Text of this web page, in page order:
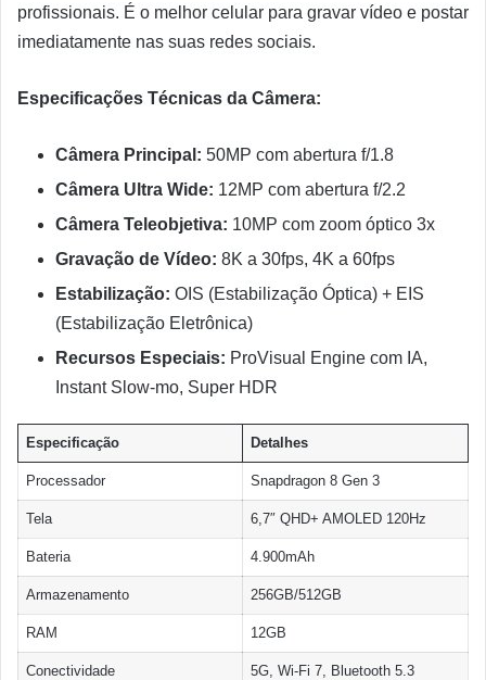
profissionais. É o melhor celular para gravar vídeo e postar
imediatamente nas suas redes sociais.
Especificações Técnicas da Câmera:
Câmera Principal: 50MP com abertura f/1.8
Câmera Ultra Wide: 12MP com abertura f/2.2
Câmera Teleobjetiva: 10MP com zoom óptico 3x
Gravação de Vídeo: 8K a 30fps, 4K a 60fps
Estabilização: OIS (Estabilização Óptica) + EIS
(Estabilização Eletrônica)
Recursos Especiais: ProVisual Engine com IA,
Instant Slow-mo, Super HDR
Especificação Detalhes
Processador Snapdragon 8 Gen 3
Tela 6,7″ QHD+ AMOLED 120Hz
Bateria 4.900mAh
Armazenamento 256GB/512GB
RAM 12GB
Conectividade 5G, Wi-Fi 7, Bluetooth 5.3